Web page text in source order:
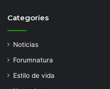
Categories
Noticias
Forumnatura
Estilo de vida